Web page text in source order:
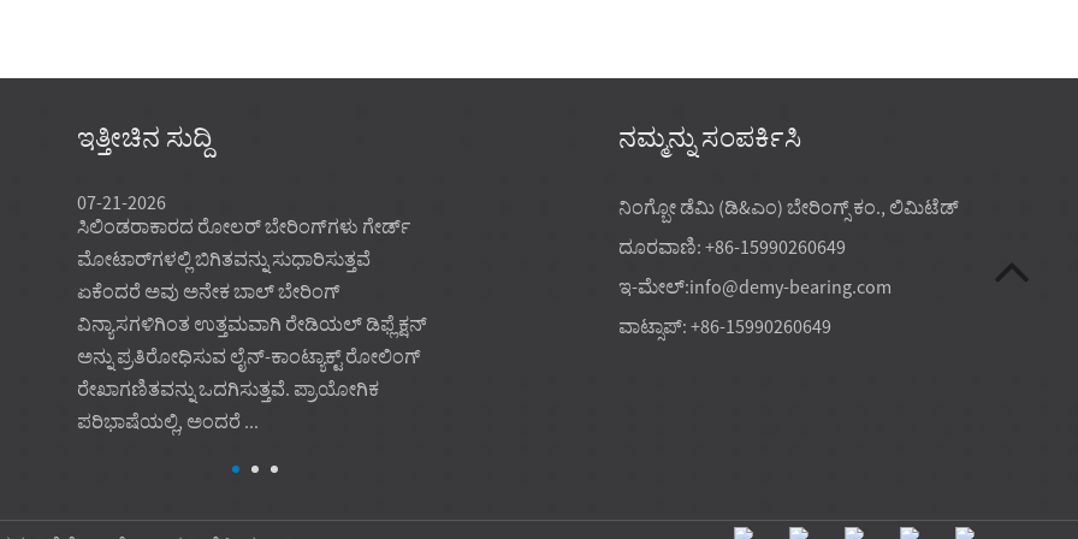
ನಮ್ಮನ್ನು ಸಂಪರ್ಕಿಸಿ
ನಿಂಗ್ಬೋ ಡೆಮಿ (ಡಿ&ಎಂ) ಬೇರಿಂಗ್ಸ್ ಕಂ., ಲಿಮಿಟೆಡ್
ದೂರವಾಣಿ: +86-15990260649
ಇ-ಮೇಲ್:info@demy-bearing.com
ವಾಟ್ಸಾಪ್: +86-15990260649
ಇತ್ತೀಚಿನ ಸುದ್ದಿ
ಅಥವಾ
07-21-2026
ಸಿಲಿಂಡರಾಕಾರದ ರೋಲರ್ ಬೇರಿಂಗ್‌ಗಳು ಗೇರ್ಡ್
ಮೋಟಾರ್‌ಗಳಲ್ಲಿ ಬಿಗಿತವನ್ನು ಸುಧಾರಿಸುತ್ತವೆ
ಏಕೆಂದರೆ ಅವು ಅನೇಕ ಬಾಲ್ ಬೇರಿಂಗ್
ವಿನ್ಯಾಸಗಳಿಗಿಂತ ಉತ್ತಮವಾಗಿ ರೇಡಿಯಲ್ ಡಿಫ್ಲೆಕ್ಷನ್
ಅನ್ನು ಪ್ರತಿರೋಧಿಸುವ ಲೈನ್-ಕಾಂಟ್ಯಾಕ್ಟ್ ರೋಲಿಂಗ್
ರೇಖಾಗಣಿತವನ್ನು ಒದಗಿಸುತ್ತವೆ. ಪ್ರಾಯೋಗಿಕ
ಪರಿಭಾಷೆಯಲ್ಲಿ, ಅಂದರೆ ...
ಖರೀದಿ ಗುರಿ ಕೇವಲ ಕಡಿಮೆ ಯೂನಿಟ್
ಬೆಲೆಯಾಗಿರದೆ, ಸ್ಥಿರವಾದ ಲೋಡ್ ಸಾಮರ್ಥ್ಯ,
ಪುನರಾವರ್ತಿತ ಗುಣಮಟ್ಟ ಮತ್ತು ಅಪ್ಲಿಕೇಶನ್ ಫಿಟ್‌
ಆಗಿರುವಾಗ ಕಾರ್ಖಾನೆ-ನೇರ ಮೊನಚಾದ ರೋಲರ್
07-20-2026
ಕ್ಯಾಟಲಾಗ್ ಗಾತ್ರಗಳು, ಪ್ರಮಾಣಿತ
ಪ್ರಮಾಣಿತ ಲೋಡ್ ರೇಟಿಂಗ್‌ಗಳಿಂದ
ಪೂರೈಸಲು ಸಾಧ್ಯವಾಗದಿದ್ದಾಗ ವಿಶೇಷ
ಉಪಕರಣಗಳಿಗೆ ಸಾಮಾನ್ಯವಾಗಿ ಕಸ್ಟಮ್